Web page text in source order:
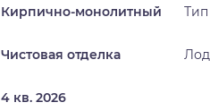
Кирпично-монолитный
Чистовая отделка
4 кв. 2026